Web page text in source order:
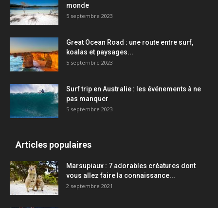
monde
5 septembre 2023
Great Ocean Road : une route entre surf,
koalas et paysages...
5 septembre 2023
Surf trip en Australie : les événements à ne
pas manquer
5 septembre 2023
Articles populaires
Marsupiaux : 7 adorables créatures dont
vous allez faire la connaissance...
2 septembre 2021